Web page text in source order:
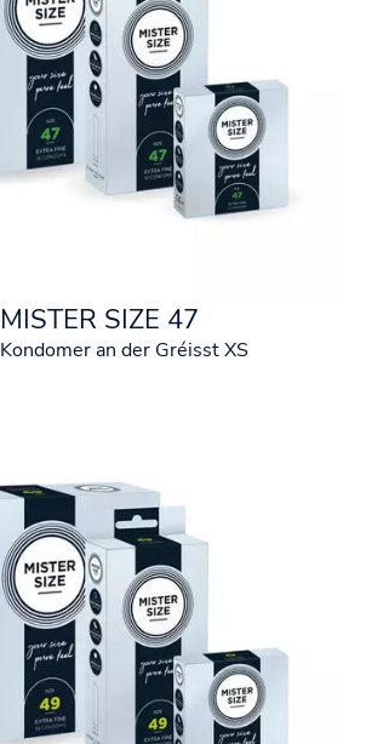
MISTER SIZE 47
Kondomer an der Gréisst XS